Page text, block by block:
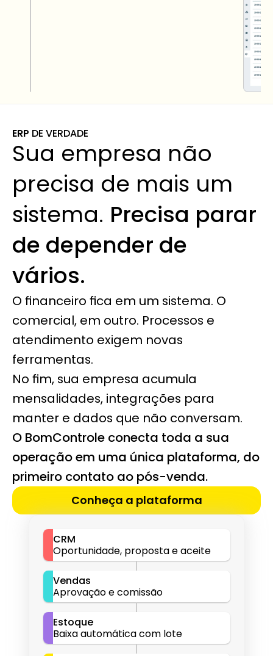
ERP DE VERDADE
Sua empresa não
precisa de mais um
sistema. Precisa parar
de depender de
vários.
O financeiro fica em um sistema. O
comercial, em outro. Processos e
atendimento exigem novas
ferramentas.
No fim, sua empresa acumula
mensalidades, integrações para
manter e dados que não conversam.
O BomControle conecta toda a sua
operação em uma única plataforma, do
primeiro contato ao pós-venda.
Conheça a plataforma
CRM
Oportunidade, proposta e aceite
Vendas
Aprovação e comissão
Estoque
Baixa automática com lote